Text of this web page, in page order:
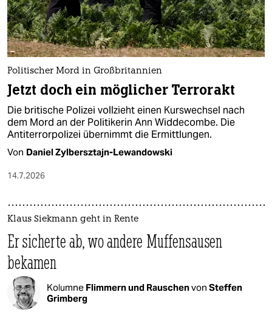
Politischer Mord in Großbritannien
Jetzt doch ein möglicher Terrorakt
Die britische Polizei vollzieht einen Kurswechsel nach
dem Mord an der Politikerin Ann Widdecombe. Die
Antiterrorpolizei übernimmt die Ermittlungen.
Von Daniel Zylbersztajn-Lewandowski
14.7.2026
Klaus Siekmann geht in Rente
Er sicherte ab, wo andere Muffensausen
bekamen
Kolumne Flimmern und Rauschenvon Steffen
Grimberg